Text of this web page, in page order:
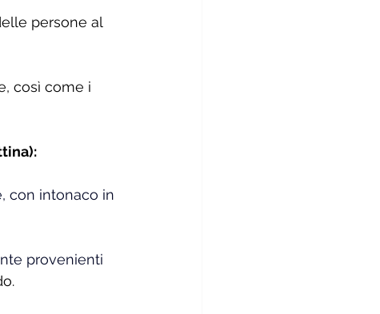
persone al
così come i
con intonaco in
provenienti